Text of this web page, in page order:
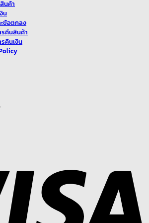
นค้า
น
ะข้อตกลง
รคืนสินค้า
คืนเงิน